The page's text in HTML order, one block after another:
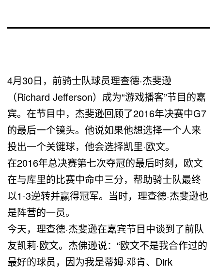
4月30日，前骑士队球员理查德·杰斐逊
（Richard Jefferson）成为“游戏播客”节目的嘉
宾。在节目中，杰斐逊回顾了2016年决赛中G7
的最后一个镜头。他说如果他想选择一个人来
投出一个关键球，他会选择凯里·欧文。
在2016年总决赛第七次夺冠的最后时刻，欧文
在与库里的比赛中命中三分，帮助骑士队最终
以1-3逆转并赢得冠军。当时，理查德·杰斐逊也
是阵营的一员。
今天，理查德·杰斐逊在嘉宾节目中谈到了前队
友凯莉·欧文。杰佛逊说：“欧文不是我合作过的
最好的球员，因为我是蒂姆·邓肯、Dirk